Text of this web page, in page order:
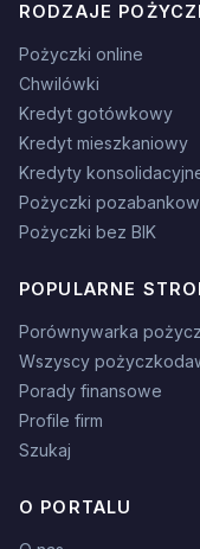
RODZAJE
Pożyczki online
Chwilówki
Kredyt gotówkowy
Kredyt mieszkaniowy
Kredyty
Pożyczki
Pożyczki bez BIK
POPULARNE
Porównywarka
Wszyscy
Porady finansowe
Profile firm
Szukaj
O PORTALU